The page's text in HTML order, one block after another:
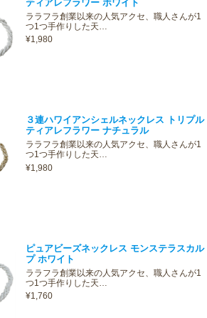
ティアレフラワー ホワイト
ララフラ創業以来の人気アクセ、職人さんが1
つ1つ手作りした天…
¥1,980
３連ハワイアンシェルネックレス トリプル
ティアレフラワー ナチュラル
ララフラ創業以来の人気アクセ、職人さんが1
つ1つ手作りした天…
¥1,980
ピュアビーズネックレス モンステラスカル
プ ホワイト
ララフラ創業以来の人気アクセ、職人さんが1
つ1つ手作りした天…
¥1,760